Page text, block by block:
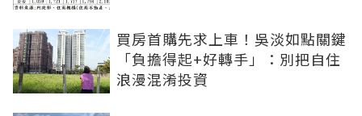
買房首購先求上車！吳淡如點關鍵
「負擔得起+好轉手」：別把自住
浪漫混淆投資